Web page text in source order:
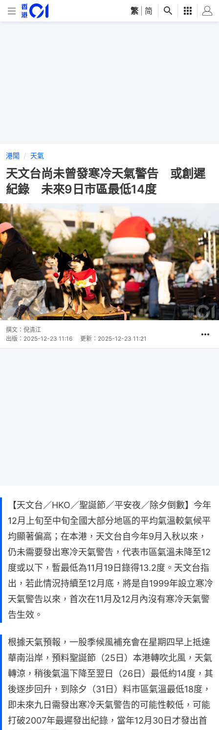
繁 简
港聞 天氣
天文台尚未曾發寒冷天氣警告 或創遲
紀錄 未來9日市區最低14度
撰文： 倪清江
出版： 2025-12-23 11:16 更新： 2025-12-23 11:21
【天文台／HKO／聖誕節／平安夜／除夕倒數】今年
12月上旬至中旬全國大部分地區的平均氣溫較氣候平
均顯著偏高；在本港，天文台自今年9月入秋以來，
仍未需要發出寒冷天氣警告，代表市區氣溫未降至12
度或以下，暫最低為11月19日錄得13.2度。天文台指
出，若此情況持續至12月底，將是自1999年設立寒冷
天氣警告以來，首次在11月及12月內沒有寒冷天氣警
告生效。
根據天氣預報，一股季候風補充會在星期四早上抵達
華南沿岸，預料聖誕節（25日）本港轉吹北風，天氣
轉涼，稍後氣溫下降至翌日（26日）最低約14度，其
後逐步回升，到除夕（31日）料市區氣溫最低18度，
即未來九日需發出寒冷天氣警告的可能性較低，可能
打破2007年最遲發出紀錄，當年12月30日才發出首